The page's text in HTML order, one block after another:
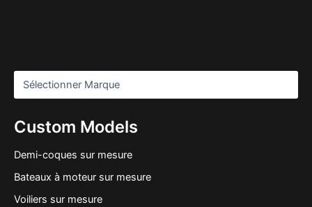
Custom Models
Demi-coques sur mesure
Bateaux à moteur sur mesure
Voiliers sur mesure